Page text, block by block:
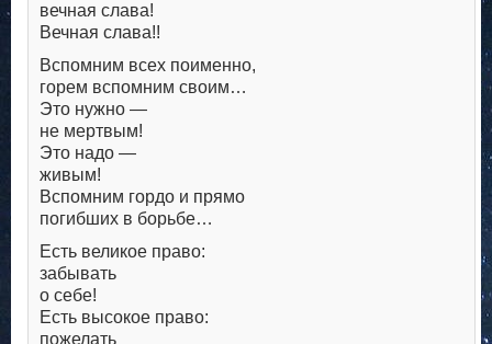
вечная слава!
Вечная слава!!
Вспомним всех поименно,
горем вспомним своим…
Это нужно —
не мертвым!
Это надо —
живым!
Вспомним гордо и прямо
погибших в борьбе…
Есть великое право:
забывать
о себе!
Есть высокое право:
пожелать